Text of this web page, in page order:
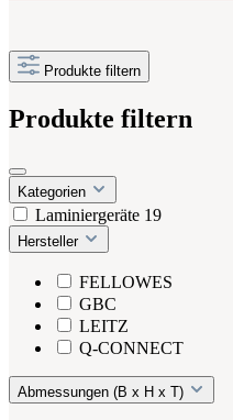
Produkte filtern
Produkte filtern
Kategorien
Laminiergeräte 19
Hersteller
FELLOWES
GBC
LEITZ
Q-CONNECT
Abmessungen (B x H x T)